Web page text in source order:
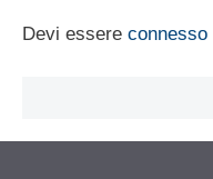
Devi essere connesso